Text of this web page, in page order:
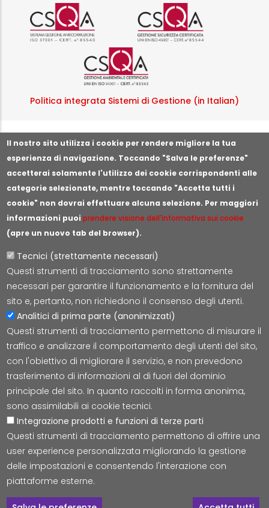
Il nostro sito utilizza i cookie per rendere migliore la tua
esperienza di navigazione. Toccando "Salva le preferenze"
accetterai solamente l'utilizzo dei cookie corrispondenti alle
categorie selezionate, mentre toccando "Accetta tutti i
cookie" non dovrai effettuare alcuna selezione. Per maggiori
informazioni puoiprendere visione dell'informativa sui cookie
(apre un nuovo tab del browser).
Tecnici (strettamente necessari)
Questi strumenti di tracciamento sono strettamente
necessari per garantire il funzionamento e la fornitura del
sito e, pertanto, non richiedono il consenso degli utenti.
Analitici di prima parte (anonimizzati)
Questi strumenti di tracciamento permettono di misurare il
traffico e analizzare il comportamento degli utenti del sito,
con l'obiettivo di migliorare il servizio, e non prevedono
trasferimento di informazioni al di fuori del dominio
principale del sito. In quanto raccolti in forma anonima,
sono assimilabili ai cookie tecnici.
Integrazione prodotti e funzioni di terze parti
Questi strumenti di tracciamento permettono di offrire una
user experience personalizzata migliorando la gestione
delle impostazioni e consentendo l'interazione con
piattaforme esterne.
Logo certificazione ISO 37001
Logo
Logo certificazione ISO
Politica integrata Sistemi di Gestione (in Italian)
Segnala illeciti o irregolarità
Lepida S.c.p.A.
Via della Liberazione 15, 40128 Bologna
segreteria@lepida.it
PEC:
segreteria@pec.lepida.it
Capitale Sociale i.v. ad oggi € 69.881.000,00
P.IVA/CF 02770891204
Accessibilità Cookie Privacy Social Media Mappa
© Tutti i diritti riservati Lepida S.c.p.A.